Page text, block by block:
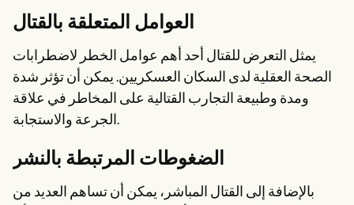
العوامل المتعلقة بالقتال
يمثل التعرض للقتال أحد أهم عوامل الخطر لاضطرابات
الصحة العقلية لدى السكان العسكريين. يمكن أن تؤثر شدة
ومدة وطبيعة التجارب القتالية على المخاطر في علاقة
الجرعة والاستجابة.
الضغوطات المرتبطة بالنشر
بالإضافة إلى القتال المباشر، يمكن أن تساهم العديد من